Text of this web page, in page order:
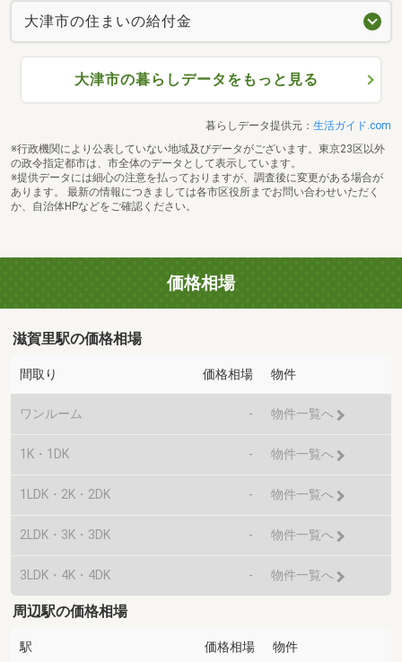
大津市の住まいの給付金
大津市の暮らしデータをもっと見る
暮らしデータ提供元： 生活ガイド.com
※行政機関により公表していない地域及びデータがございます。東京23区以外
の政令指定都市は、市全体のデータとして表示しています。
※提供データには細心の注意を払っておりますが、調査後に変更がある場合が
あります。 最新の情報につきましては各市区役所までお問い合わせいただく
か、自治体HPなどをご確認ください。
価格相場
滋賀里駅の価格相場
間取り 価格相場 物件
ワンルーム - 物件一覧へ
1K・1DK - 物件一覧へ
1LDK・2K・2DK - 物件一覧へ
2LDK・3K・3DK - 物件一覧へ
3LDK・4K・4DK - 物件一覧へ
周辺駅の価格相場
駅 価格相場 物件